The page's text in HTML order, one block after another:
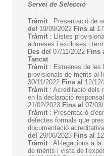
Servei de Selecció
Tràmit : Presentació de
del 19/09/2022 Fins al
Tràmit : Llistes
admeses i excloses i
Des del 07/11/2022 Fins
Tancat
Tràmit : Esmenes de les
provisionals de mèrits
30/11/2022 Fins al 12/
Tràmit : Acreditació dels
en la declaració
21/02/2023 Fins al 07/
Tràmit : Presentació
defectes formals que
documentació
del 29/06/2023 Fins al
Tràmit : Al·legacions a
de mèrits i vista de